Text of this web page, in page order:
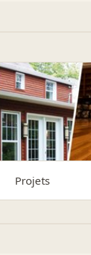
Projets